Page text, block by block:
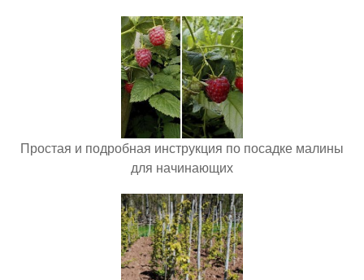
Простая и подробная инструкция по посадке малины
для начинающих